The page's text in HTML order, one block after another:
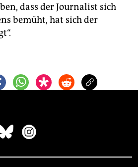
dass der Journalist sich
bemüht, hat sich der